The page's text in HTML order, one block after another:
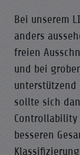
Bei unserem
anders
freien
und bei
unterstützend
sollte sich
Controllability
besseren